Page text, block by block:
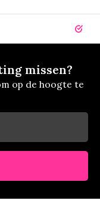
14 dagen
missen?
op de hoogte te